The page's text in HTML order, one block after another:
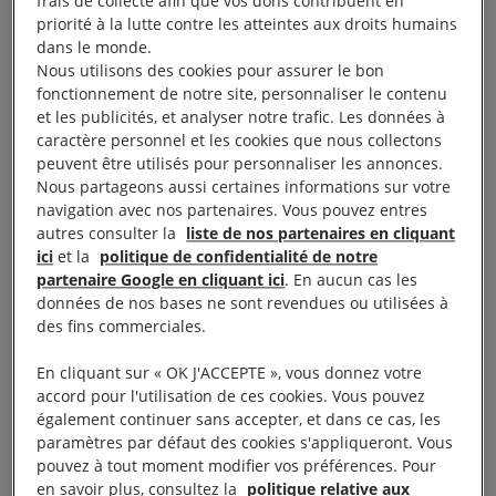
être libéré immédiatement et sans condition !
Signez notre pétition pour changer son histoire.
Le chanteur nigérian Yahaya Sharif-Aminu a vu sa
vie basculer il y a cinq ans. En février 2020, il publie
un morceau via Whatsapp. Jugée « blasphématoire
» par les autorités, la chanson provoque de violentes
réactions dans l’État de Kano, régi par la charia. Sa
maison familiale est alors incendiée et des
manifestations sont organisées pour demander son
arrestation.
Arrêté en mars 2020, Yahaya est condamné
quelques mois plus tard à mort par pendaison pour
« blasphème » par la haute Cour islamique de l’État
de Kano. Il a alors 22 ans.
priorité à la lutte contre les atteintes aux droits humains
dans le monde.
Nous utilisons des cookies pour assurer le bon
fonctionnement de notre site, personnaliser le contenu
et les publicités, et analyser notre trafic. Les données à
caractère personnel et les cookies que nous collectons
peuvent être utilisés pour personnaliser les annonces.
Nous partageons aussi certaines informations sur votre
navigation avec nos partenaires. Vous pouvez entres
autres consulter la liste de nos partenaires en cliquant
ici et la politique de confidentialité de notre
partenaire Google en cliquant ici. En aucun cas les
données de nos bases ne sont revendues ou utilisées à
des fins commerciales.
En cliquant sur « OK J'ACCEPTE », vous donnez votre
accord pour l'utilisation de ces cookies. Vous pouvez
également continuer sans accepter, et dans ce cas, les
paramètres par défaut des cookies s'appliqueront. Vous
pouvez à tout moment modifier vos préférences. Pour
en savoir plus, consultez la politique relative aux